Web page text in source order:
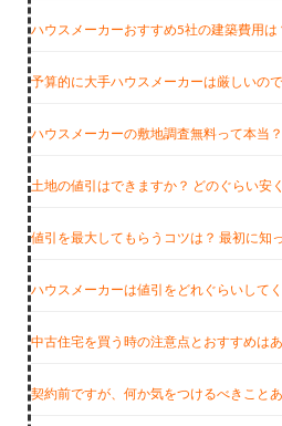
ハウスメーカーおすすめ5社の建築費用は
予算的に大手ハウスメーカーは厳しいの
ハウスメーカーの敷地調査無料って本当？
土地の値引はできますか？ どのぐらい安
値引を最大してもらうコツは？ 最初に知
ハウスメーカーは値引をどれぐらいして
中古住宅を買う時の注意点とおすすめは
契約前ですが、何か気をつけるべきこと